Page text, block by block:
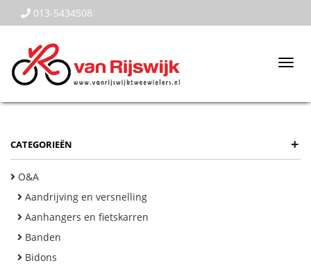
013-5434508
CATEGORIEËN +
O&A
Aandrijving en versnelling
Aanhangers en fietskarren
Banden
Bidons